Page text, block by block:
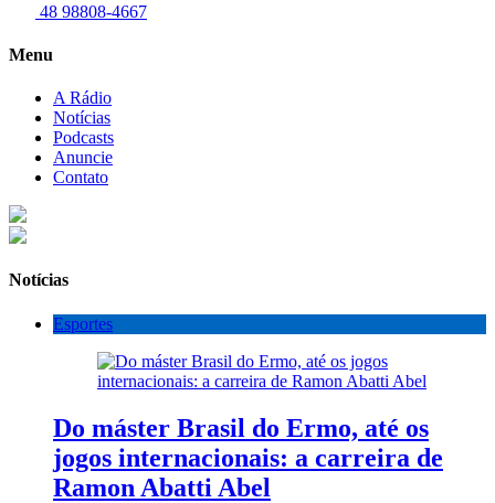
48 98808-4667
Menu
A Rádio
Notícias
Podcasts
Anuncie
Contato
Notícias
Esportes
Do máster Brasil do Ermo, até os
jogos internacionais: a carreira de
Ramon Abatti Abel